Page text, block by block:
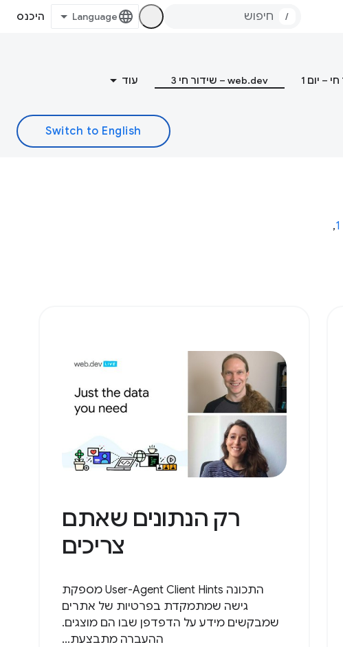
/ היכנס
web.dev – שידור חי 3 עוד
,
רק הנתונים שאתם
צריכים
התכונה User-Agent Client Hints מספקת
גישה שמתמקדת בפרטיות של אתרים
שמבקשים מידע על הדפדפן שבו הם מוצגים.
ההעברה מתבצעת...